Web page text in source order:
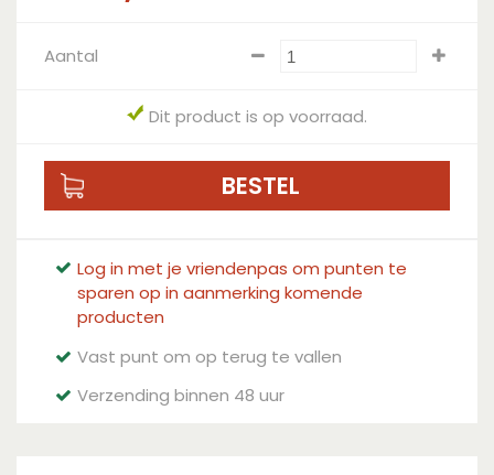
Aantal
Dit product is op voorraad.
Log in met je vriendenpas om punten te
sparen op in aanmerking komende
producten
Vast punt om op terug te vallen
Verzending binnen 48 uur